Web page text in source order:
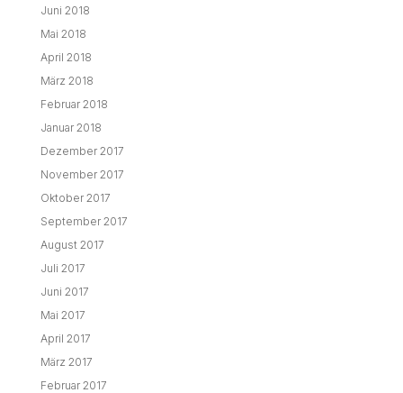
Mai 2017
April 2017
März 2017
Februar 2017
Januar 2017
Dezember 2016
November 2016
Oktober 2016
September 2016
August 2016
Juli 2016
Juni 2016
Mai 2016
April 2016
März 2016
Februar 2016
Januar 2016